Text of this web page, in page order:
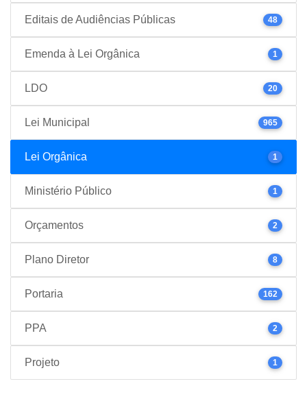
Editais de Audiências Públicas 48
Emenda à Lei Orgânica 1
LDO 20
Lei Municipal 965
Lei Orgânica 1
Ministério Público 1
Orçamentos 2
Plano Diretor 8
Portaria 162
PPA 2
Projeto 1